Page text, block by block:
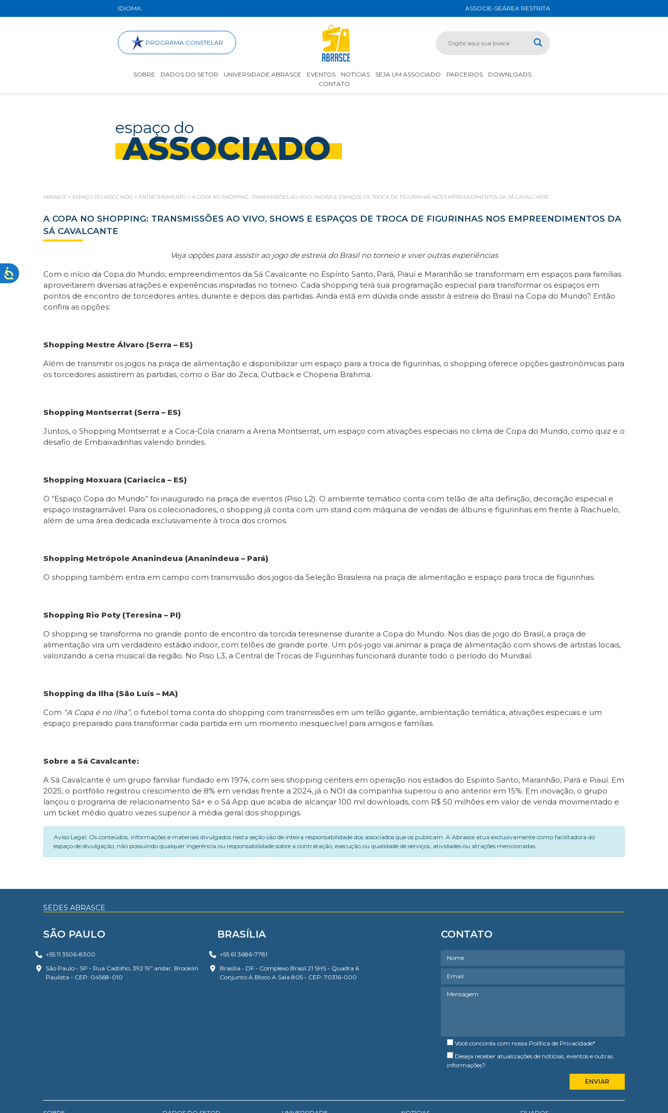
IDIOMA: ASSOCIE-SEÁREA RESTRITA
PROGRAMA CONSTELAR
SOBRE DADOS DO SETOR UNIVERSIDADE ABRASCE EVENTOS NOTÍCIAS SEJA UM ASSOCIADO PARCEIROS
DOWNLOADS
CONTATO
espaço do
ASSOCIADO
ABRASCE > ESPAÇO DO ASSOCIADO > ENTRETENIMENTO > A COPA NO SHOPPING: TRANSMISSÕES AO VIVO, SHOWS E ESPAÇOS DE TROCA DE FIGURINHAS NOS EMPREENDIMENTOS DA SÁ CAVALCANTE
A COPA NO SHOPPING: TRANSMISSÕES AO VIVO, SHOWS E ESPAÇOS DE TROCA DE FIGURINHAS NOS EMPREENDIMENTOS DA
SÁ CAVALCANTE
Veja opções para assistir ao jogo de estreia do Brasil no torneio e viver outras experiências
Com o início da Copa do Mundo, empreendimentos da Sá Cavalcante no Espírito Santo, Pará, Piauí e Maranhão se transformam em espaços para famílias
aproveitarem diversas atrações e experiências inspiradas no torneio. Cada shopping terá sua programação especial para transformar os espaços em
pontos de encontro de torcedores antes, durante e depois das partidas. Ainda está em dúvida onde assistir à estreia do Brasil na Copa do Mundo? Então
confira as opções:
Shopping Mestre Álvaro (Serra – ES)
Além de transmitir os jogos na praça de alimentação e disponibilizar um espaço para a troca de figurinhas, o shopping oferece opções gastronômicas para
os torcedores assistirem às partidas, como o Bar do Zeca, Outback e Choperia Brahma.
Shopping Montserrat (Serra – ES)
Juntos, o Shopping Montserrat e a Coca-Cola criaram a Arena Montserrat, um espaço com ativações especiais no clima de Copa do Mundo, como quiz e o
desafio de Embaixadinhas valendo brindes.
Shopping Moxuara (Cariacica – ES)
O “Espaço Copa do Mundo” foi inaugurado na praça de eventos (Piso L2). O ambiente temático conta com telão de alta definição, decoração especial e
espaço instagramável. Para os colecionadores, o shopping já conta com um stand com máquina de vendas de álbuns e figurinhas em frente à Riachuelo,
além de uma área dedicada exclusivamente à troca dos cromos.
Shopping Metrópole Ananindeua (Ananindeua – Pará)
O shopping também entra em campo com transmissão dos jogos da Seleção Brasileira na praça de alimentação e espaço para troca de figurinhas.
Shopping Rio Poty (Teresina – PI)
O shopping se transforma no grande ponto de encontro da torcida teresinense durante a Copa do Mundo. Nos dias de jogo do Brasil, a praça de
alimentação vira um verdadeiro estádio indoor, com telões de grande porte. Um pós-jogo vai animar a praça de alimentação com shows de artistas locais,
valorizando a cena musical da região. No Piso L3, a Central de Trocas de Figurinhas funcionará durante todo o período do Mundial.
Shopping da Ilha (São Luís – MA)
Com “A Copa é no Ilha”, o futebol toma conta do shopping com transmissões em um telão gigante, ambientação temática, ativações especiais e um
espaço preparado para transformar cada partida em um momento inesquecível para amigos e famílias.
Sobre a Sá Cavalcante:
A Sá Cavalcante é um grupo familiar fundado em 1974, com seis shopping centers em operação nos estados do Espírito Santo, Maranhão, Pará e Piauí. Em
2025, o portfólio registrou crescimento de 8% em vendas frente a 2024, já o NOI da companhia superou o ano anterior em 15%. Em inovação, o grupo
lançou o programa de relacionamento Sá+ e o Sá App que acaba de alcançar 100 mil downloads, com R$ 50 milhões em valor de venda movimentado e
um ticket médio quatro vezes superior à média geral dos shoppings.
Aviso Legal: Os conteúdos, informações e materiais divulgados nesta seção são de inteira responsabilidade dos associados que os publicam. A Abrasce atua exclusivamente como facilitadora do
espaço de divulgação, não possuindo qualquer ingerência ou responsabilidade sobre a contratação, execução ou qualidade de serviços, atividades ou atrações mencionadas.
SEDES ABRASCE
SÃO PAULO
+55 11 3506-8300
São Paulo • SP - Rua Castilho, 392 19º andar, Brooklin
Paulista - CEP: 04568-010
BRASÍLIA
+55 61 3686-7781
Brasília • DF - Complexo Brasil 21 SHS - Quadra 6
Conjunto A Bloco A Sala 805 - CEP: 70316-000
CONTATO
Você concorda com nossa Política de Privacidade*
Deseja receber atualizações de notícias, eventos e outras
informações?